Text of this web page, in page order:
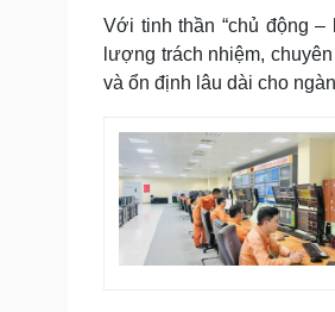
Với tinh thần “chủ động –
lượng trách nhiệm,
và ổn định lâu dài cho